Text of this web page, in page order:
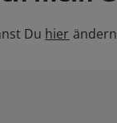
Du hier